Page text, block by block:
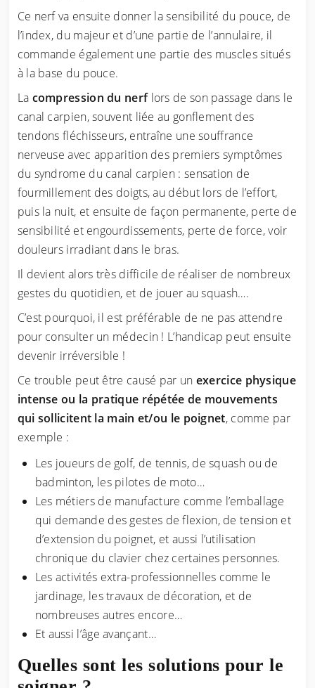
Ce nerf va ensuite donner la sensibilité du pouce, de
l’index, du majeur et d’une partie de l’annulaire, il
commande également une partie des muscles situés
à la base du pouce.
La compression du nerflors de son passage dans le
canal carpien, souvent liée au gonflement des
tendons fléchisseurs, entraîne une souffrance
nerveuse avec apparition des premiers symptômes
du syndrome du canal carpien : sensation de
fourmillement des doigts, au début lors de l’effort,
puis la nuit, et ensuite de façon permanente, perte de
sensibilité et engourdissements, perte de force, voir
douleurs irradiant dans le bras.
Il devient alors très difficile de réaliser de nombreux
gestes du quotidien, et de jouer au squash….
C’est pourquoi, il est préférable de ne pas attendre
pour consulter un médecin ! L’handicap peut ensuite
devenir irréversible !
Ce trouble peut être causé par un exercice physique
intense ou la pratique répétée de mouvements
qui sollicitent la main et/ou le poignet, comme par
exemple :
Les joueurs de golf, de tennis, de squash ou de
badminton, les pilotes de moto…
Les métiers de manufacture comme l’emballage
qui demande des gestes de flexion, de tension et
d’extension du poignet, et aussi l’utilisation
chronique du clavier chez certaines personnes.
Les activités extra-professionnelles comme le
jardinage, les travaux de décoration, et de
nombreuses autres encore…
Et aussi l’âge avançant…
Quelles sont les solutions pour le